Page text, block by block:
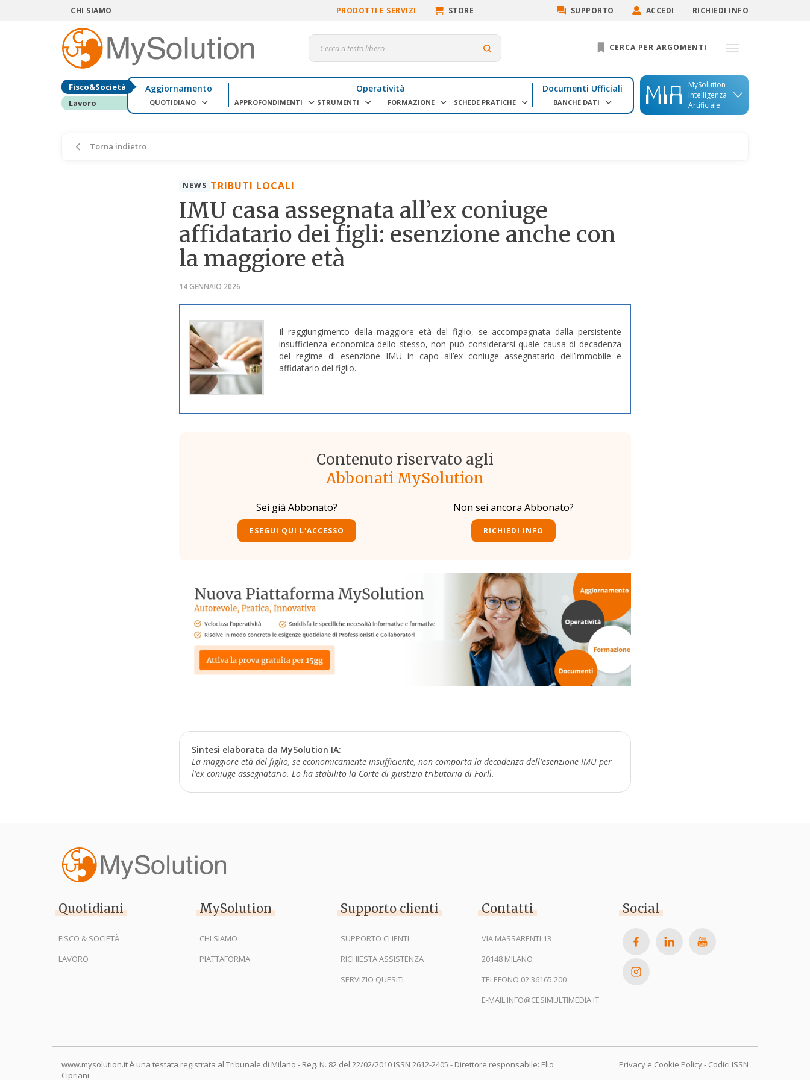
CHI SIAMO PRODOTTI E SERVIZI STORE SUPPORTO ACCEDI RICHIEDI INFO
CERCA PER ARGOMENTI
Fisco&Società
Lavoro
Aggiornamento
QUOTIDIANO
Operatività
APPROFONDIMENTI STRUMENTI FORMAZIONE SCHEDE PRATICHE
Documenti Ufficiali
BANCHE DATI
MySolution
Intelligenza
Artificiale
Torna indietro
NEWS TRIBUTI LOCALI
IMU casa assegnata all’ex coniuge
affidatario dei figli: esenzione anche con
la maggiore età
14 GENNAIO 2026
Il raggiungimento della maggiore età del figlio, se accompagnata dalla persistente
insufficienza economica dello stesso, non può considerarsi quale causa di decadenza
del regime di esenzione IMU in capo all’ex coniuge assegnatario dell’immobile e
affidatario del figlio.
Contenuto riservato agli
Abbonati MySolution
Sei già Abbonato?
ESEGUI QUI L'ACCESSO
Non sei ancora Abbonato?
RICHIEDI INFO
Sintesi elaborata da MySolution IA:
La maggiore età del figlio, se economicamente insufficiente, non comporta la decadenza dell'esenzione IMU per
l'ex coniuge assegnatario. Lo ha stabilito la Corte di giustizia tributaria di Forlì.
Quotidiani
FISCO & SOCIETÀ
LAVORO
MySolution
CHI SIAMO
PIATTAFORMA
Supporto clienti
SUPPORTO CLIENTI
RICHIESTA ASSISTENZA
SERVIZIO QUESITI
Contatti
VIA MASSARENTI 13
20148 MILANO
TELEFONO 02.36165.200
E-MAIL INFO@CESIMULTIMEDIA.IT
Social
www.mysolution.it è una testata registrata al Tribunale di Milano - Reg. N. 82 del 22/02/2010 ISSN 2612-2405 - Direttore responsabile: Elio
Cipriani
Privacy e Cookie Policy- Codici ISSN